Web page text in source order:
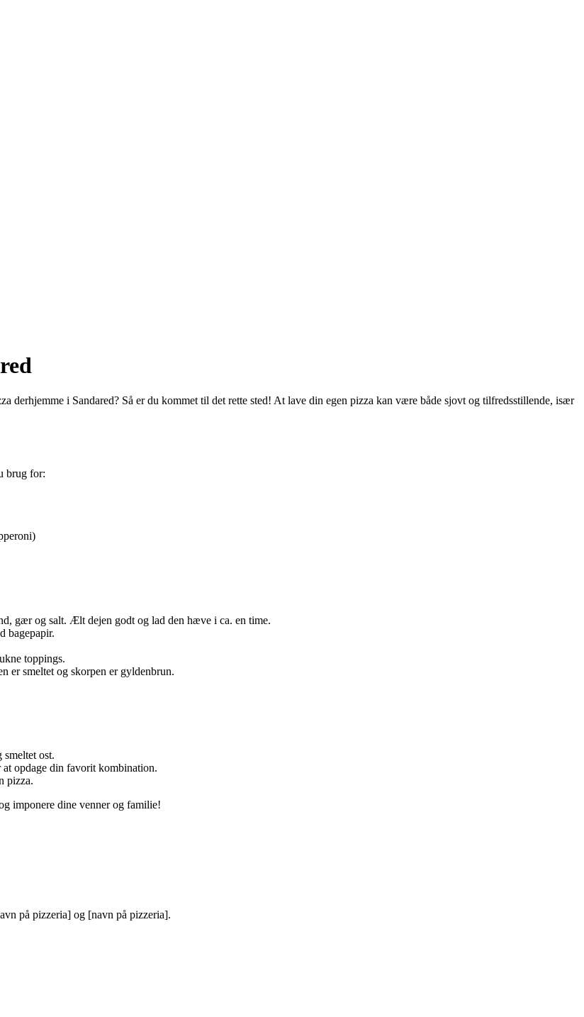
i Sandared? Så er du kommet til det rette sted! At lave din egen pizza kan være både sjovt og tilfredsstillende, især
brug for:
gær og salt. Ælt dejen godt og lad den hæve i ca. en time.
bagepapir.
toppings.
er smeltet og skorpen er gyldenbrun.
ost.
opdage din favorit kombination.
pizza.
imponere dine venner og familie!
på pizzeria] og [navn på pizzeria].